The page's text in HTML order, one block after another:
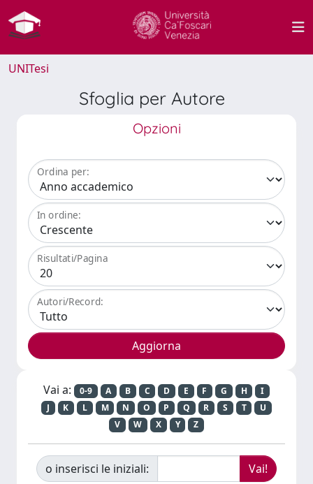
UNITesi
Sfoglia per Autore
Opzioni
Ordina per:
In ordine:
Risultati/Pagina
Autori/Record:
Vai a: 0-9 A B C D E F G H
I
J
K L M N O P Q R S T
U
V
W X Y Z
o inserisci le iniziali: